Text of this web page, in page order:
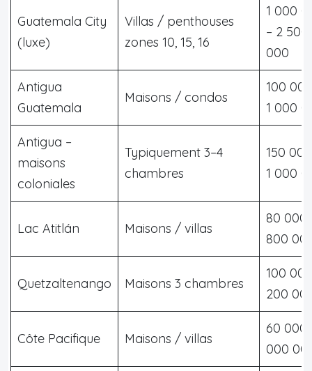
Guatemala City
(luxe)
Villas / penthouses
zones 10, 15, 16
1 000
– 2 500
000
Antigua
Guatemala
Maisons / condos
100
1 000
Antigua –
maisons
coloniales
Typiquement 3–4
chambres
150
1 000
Lac Atitlán Maisons / villas
80 000
800
Quetzaltenango Maisons 3 chambres
100
200
Côte Pacifique Maisons / villas
60 000
000